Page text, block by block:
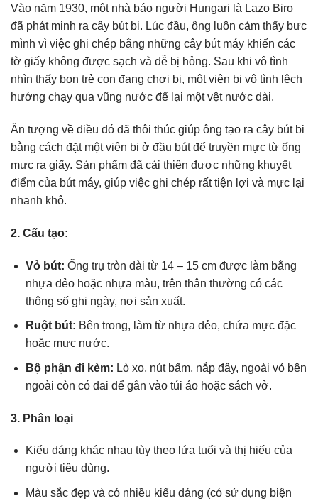
Vào năm 1930, một nhà báo người Hungari là Lazo Biro
đã phát minh ra cây bút bi. Lúc đầu, ông luôn cảm thấy bực
mình vì việc ghi chép bằng những cây bút máy khiến các
tờ giấy không được sạch và dễ bị hỏng. Sau khi vô tình
nhìn thấy bọn trẻ con đang chơi bi, một viên bi vô tình lệch
hướng chạy qua vũng nước để lại một vệt nước dài.
Ấn tượng về điều đó đã thôi thúc giúp ông tạo ra cây bút bi
bằng cách đặt một viên bi ở đầu bút để truyền mực từ ống
mực ra giấy. Sản phẩm đã cải thiện được những khuyết
điểm của bút máy, giúp việc ghi chép rất tiện lợi và mực lại
nhanh khô.
2. Cấu tạo:
Vỏ bút: Ống trụ tròn dài từ 14 – 15 cm được làm bằng
nhựa dẻo hoặc nhựa màu, trên thân thường có các
thông số ghi ngày, nơi sản xuất.
Ruột bút: Bên trong, làm từ nhựa dẻo, chứa mực đặc
hoặc mực nước.
Bộ phận đi kèm: Lò xo, nút bấm, nắp đậy, ngoài vỏ bên
ngoài còn có đai để gắn vào túi áo hoặc sách vở.
3. Phân loại
Kiểu dáng khác nhau tùy theo lứa tuổi và thị hiếu của
người tiêu dùng.
Màu sắc đẹp và có nhiều kiểu dáng (có sử dụng biện